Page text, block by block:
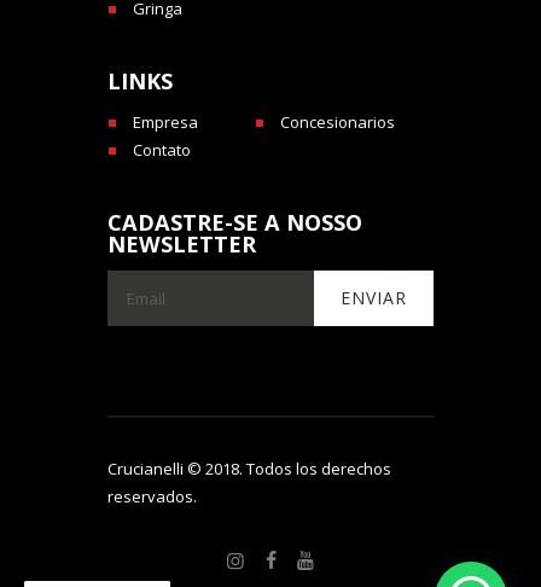
Gringa
LINKS
Empresa
Concesionarios
Contato
CADASTRE-SE A NOSSO
NEWSLETTER
Crucianelli © 2018. Todos los derechos
reservados.